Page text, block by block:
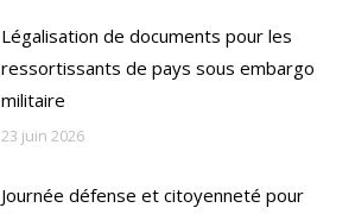
Légalisation de documents pour les
ressortissants de pays sous embargo
militaire
23 juin 2026
Journée défense et citoyenneté pour